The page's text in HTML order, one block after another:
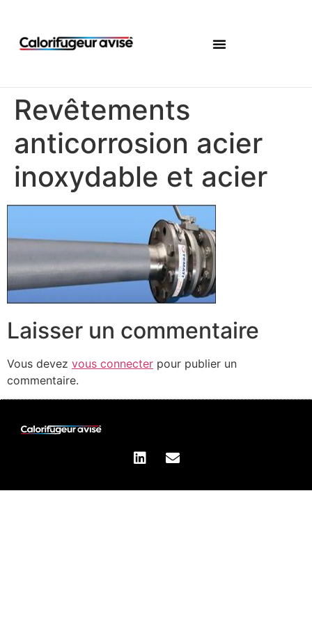
Revêtements
anticorrosion acier
inoxydable et acier
Laisser un commentaire
Vous devez vous connecter pour publier un
commentaire.